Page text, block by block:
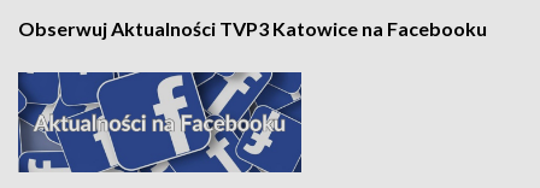
Obserwuj Aktualności TVP3 Katowice na Facebooku